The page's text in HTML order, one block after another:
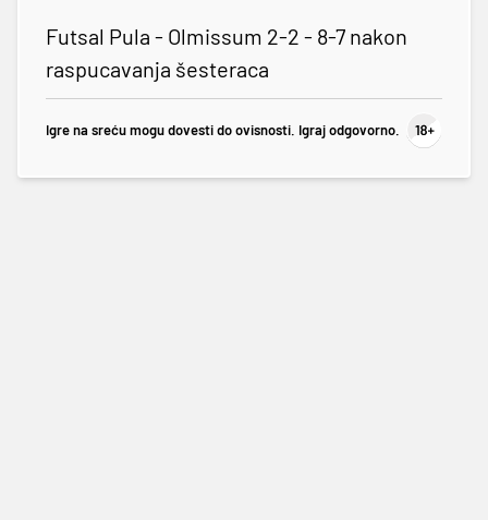
Futsal Pula - Olmissum 2-2 - 8-7 nakon
raspucavanja šesteraca
Igre na sreću mogu dovesti do ovisnosti. Igraj odgovorno.